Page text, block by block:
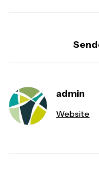
admin
Website